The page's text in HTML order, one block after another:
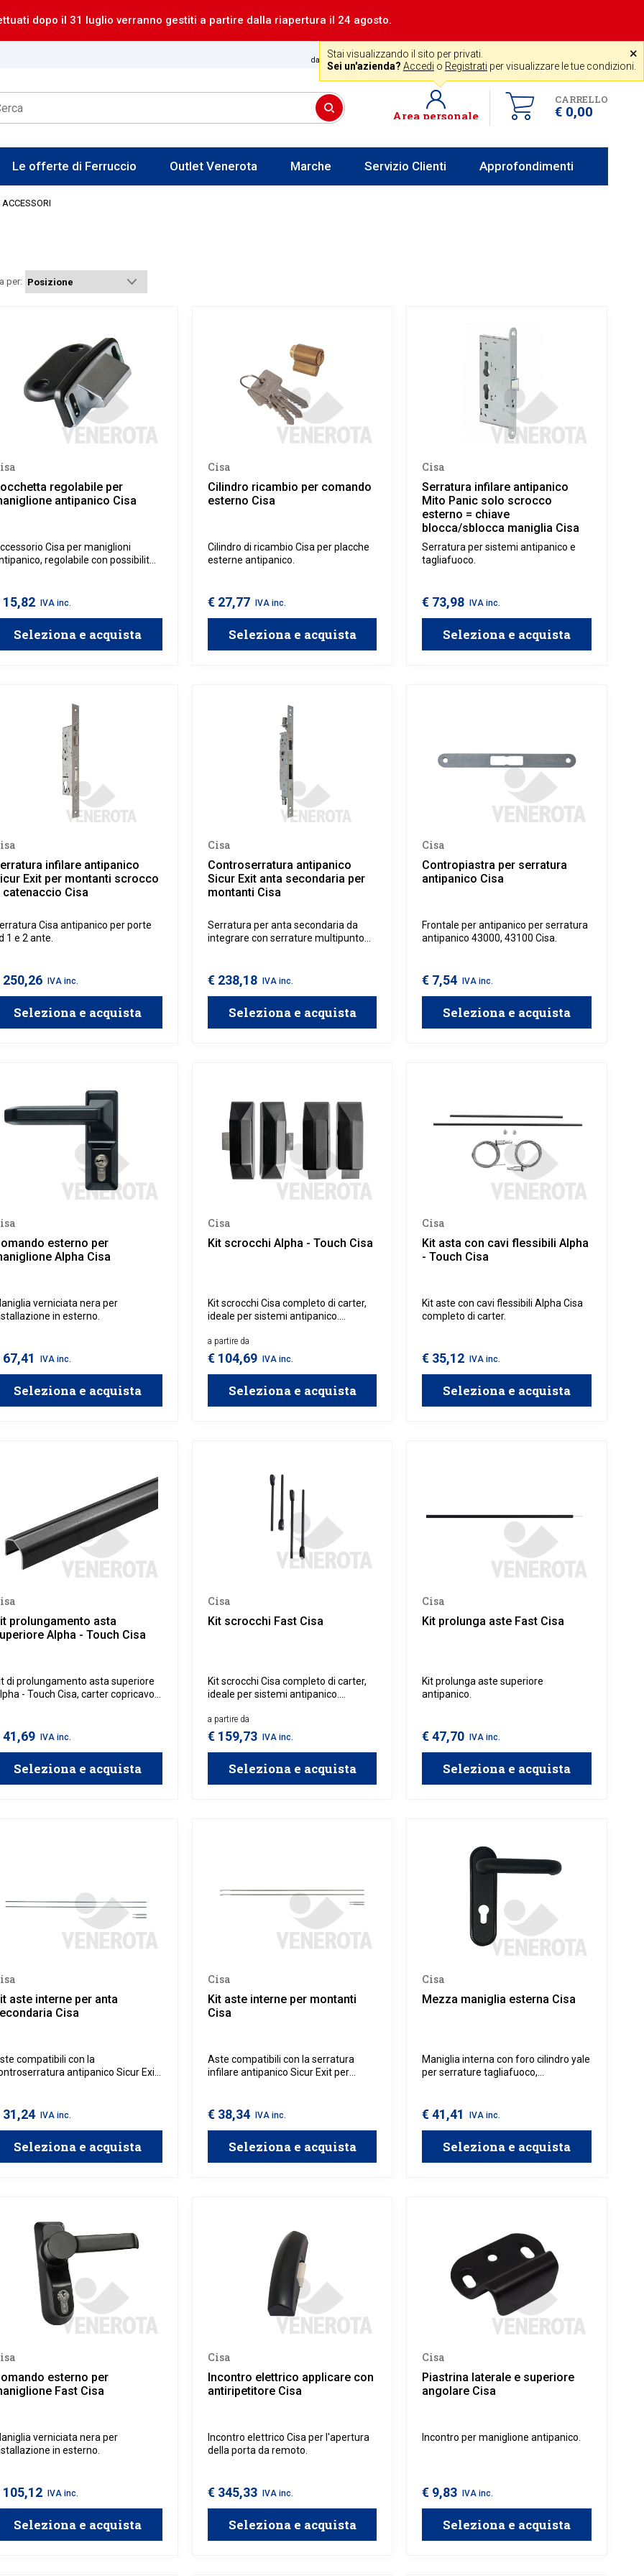
dopo il 31 luglio verranno gestiti a partire dalla riapertura il 24 agosto.
Assistenza gratuita
dal lun al ven 8-12 14-18 +39 0341 256700 ˟
Stai visualizzando il sito per privati.
Sei un'azienda? Accedi o Registrati per visualizzare le tue condizioni.
CARRELLO
€ 0,00
Area personale
Le offerte di Ferruccio Outlet Venerota Marche Servizio Clienti Approfondimenti
ACCESSORI
per:
regolabile per
antipanico Cisa
Cisa per maniglioni
regolabile con possibilità
15,82 IVA inc.
Seleziona e acquista
Cisa
Cilindro ricambio per comando
esterno Cisa
Cilindro di ricambio Cisa per placche
esterne antipanico.
€ 27,77 IVA inc.
Seleziona e acquista
Cisa
Serratura infilare antipanico
Mito Panic solo scrocco
esterno = chiave
blocca/sblocca maniglia Cisa
Serratura per sistemi antipanico e
tagliafuoco.
€ 73,98 IVA inc.
Seleziona e acquista
infilare antipanico
Exit per montanti scrocco
catenaccio Cisa
Cisa antipanico per porte
1 e 2 ante.
250,26 IVA inc.
Seleziona e acquista
Cisa
Controserratura antipanico
Sicur Exit anta secondaria per
montanti Cisa
Serratura per anta secondaria da
integrare con serrature multipunto
€ 238,18 IVA inc.
Seleziona e acquista
Cisa
Contropiastra per serratura
antipanico Cisa
Frontale per antipanico per serratura
antipanico 43000, 43100 Cisa.
€ 7,54 IVA inc.
Seleziona e acquista
esterno per
Alpha Cisa
verniciata nera per
in esterno.
67,41 IVA inc.
Seleziona e acquista
Cisa
Kit scrocchi Alpha - Touch Cisa
Kit scrocchi Cisa completo di carter,
ideale per sistemi antipanico.
laterale.
a partire da
€ 104,69 IVA inc.
Seleziona e acquista
Cisa
Kit asta con cavi flessibili Alpha
- Touch Cisa
Kit aste con cavi flessibili Alpha Cisa
completo di carter.
€ 35,12 IVA inc.
Seleziona e acquista
prolungamento asta
Alpha - Touch Cisa
di prolungamento asta superiore
- Touch Cisa, carter copricavo
41,69 IVA inc.
Seleziona e acquista
Cisa
Kit scrocchi Fast Cisa
Kit scrocchi Cisa completo di carter,
ideale per sistemi antipanico.
laterale.
a partire da
€ 159,73 IVA inc.
Seleziona e acquista
Cisa
Kit prolunga aste Fast Cisa
Kit prolunga aste superiore
antipanico.
€ 47,70 IVA inc.
Seleziona e acquista
aste interne per anta
Cisa
compatibili con la
antipanico Sicur Exit
31,24 IVA inc.
Seleziona e acquista
Cisa
Kit aste interne per montanti
Cisa
Aste compatibili con la serratura
infilare antipanico Sicur Exit per
€ 38,34 IVA inc.
Seleziona e acquista
Cisa
Mezza maniglia esterna Cisa
Maniglia interna con foro cilindro yale
per serrature tagliafuoco,
€ 41,41 IVA inc.
Seleziona e acquista
esterno per
Fast Cisa
verniciata nera per
in esterno.
105,12 IVA inc.
Seleziona e acquista
Cisa
Incontro elettrico applicare con
antiripetitore Cisa
Incontro elettrico Cisa per l'apertura
della porta da remoto.
€ 345,33 IVA inc.
Seleziona e acquista
Cisa
Piastrina laterale e superiore
angolare Cisa
Incontro per maniglione antipanico.
€ 9,83 IVA inc.
Seleziona e acquista